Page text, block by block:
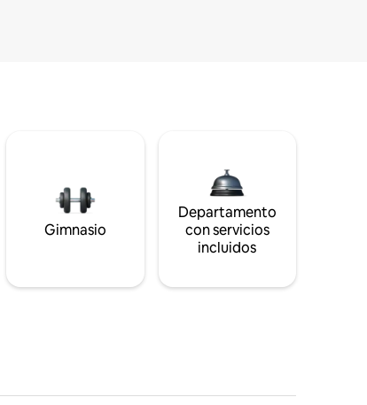
Gimnasio
Departamento
con servicios
incluidos